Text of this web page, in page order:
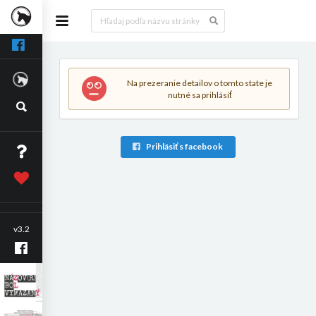
v3.2
Na prezeranie detailov o tomto state je
nutné sa prihlásiť
Prihlásiť s facebook